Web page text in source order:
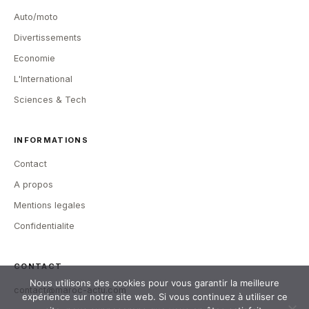
Auto/moto
Divertissements
Economie
L'International
Sciences & Tech
INFORMATIONS
Contact
A propos
Mentions legales
Confidentialite
CONTACT
contact@maroc-actu.com
Nous utilisons des cookies pour vous garantir la meilleure
expérience sur notre site web. Si vous continuez à utiliser ce